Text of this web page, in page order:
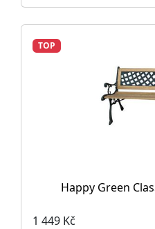
TOP
Happy Green
1 449 Kč